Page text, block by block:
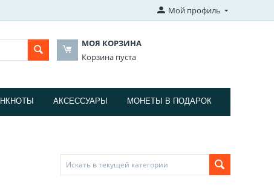
Мой профиль
МОЯ КОРЗИНА
Корзина пуста
АКСЕССУАРЫ МОНЕТЫ В ПОДАРОК